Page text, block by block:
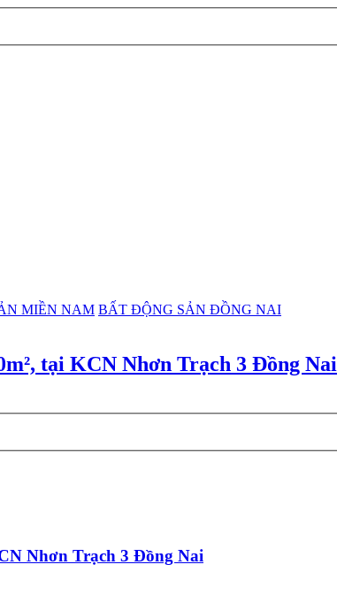
MIỀN NAM BẤT ĐỘNG SẢN ĐỒNG NAI
tại KCN Nhơn Trạch 3 Đồng Nai
Nhơn Trạch 3 Đồng Nai